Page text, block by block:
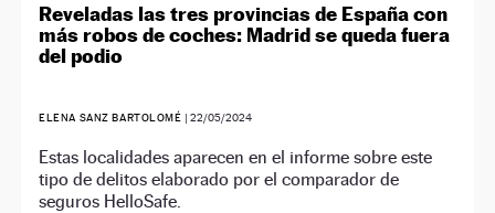
Reveladas las tres provincias de España con
más robos de coches: Madrid se queda fuera
del podio
ELENA SANZ BARTOLOMÉ | 22/05/2024
Estas localidades aparecen en el informe sobre este
tipo de delitos elaborado por el comparador de
seguros HelloSafe.